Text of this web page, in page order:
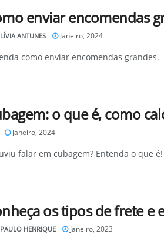
enviar encomendas
LÍVIA ANTUNES Janeiro, 2024
como enviar encomendas grandes.
o que é, como
Janeiro, 2024
falar em cubagem? Entenda o que é!
os tipos de frete e
PAULO HENRIQUE Janeiro, 2023